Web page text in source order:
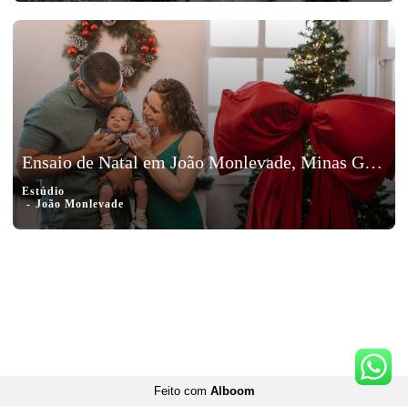
Ensaio de Natal em João Monlevade, Minas Gerais – Isadora, Notélio e Otto
Estúdio
João Monlevade
Feito com Alboom